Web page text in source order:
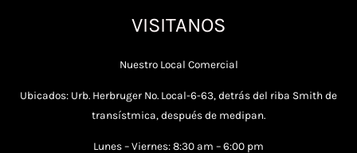
VISITANOS
Nuestro Local Comercial
Ubicados: Urb. Herbruger No. Local-6-63, detrás del riba Smith de
transístmica, después de medipan.
Lunes – Viernes: 8:30 am – 6:00 pm